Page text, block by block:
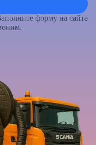
форму на сайте